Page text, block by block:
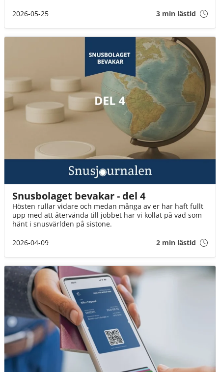
och slippa vänta hemma hela kvällen på sitt paket.
2026-05-25 3 min lästid
Snusbolaget bevakar - del 4
Hösten rullar vidare och medan många av er har haft fullt
upp med att återvända till jobbet har vi kollat på vad som
hänt i snusvärlden på sistone.
2026-04-09
2 min lästid